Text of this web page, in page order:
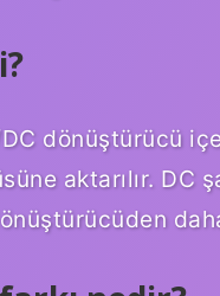
dönüştürücü
aktarılır. DC